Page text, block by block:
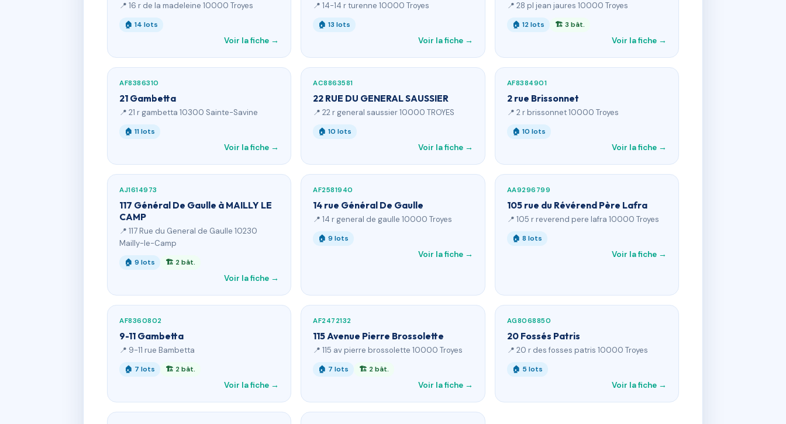
📍 16 r de la madeleine 10000 Troyes
🏠 14 lots
Voir la fiche →
📍 14-14 r turenne 10000 Troyes
🏠 13 lots
Voir la fiche →
📍 28 pl jean jaures 10000 Troyes
🏠 12 lots 🏗 3 bât.
Voir la fiche →
AF8386310
21 Gambetta
📍 21 r gambetta 10300 Sainte-Savine
🏠 11 lots
Voir la fiche →
AC8863581
22 RUE DU GENERAL SAUSSIER
📍 22 r general saussier 10000 TROYES
🏠 10 lots
Voir la fiche →
AF8384901
2 rue Brissonnet
📍 2 r brissonnet 10000 Troyes
🏠 10 lots
Voir la fiche →
AJ1614973
117 Général De Gaulle à MAILLY LE
CAMP
📍 117 Rue du General de Gaulle 10230
Mailly-le-Camp
🏠 9 lots 🏗 2 bât.
Voir la fiche →
AF2581940
14 rue Général De Gaulle
📍 14 r general de gaulle 10000 Troyes
🏠 9 lots
Voir la fiche →
AA9296799
105 rue du Révérend Père Lafra
📍 105 r reverend pere lafra 10000 Troyes
🏠 8 lots
Voir la fiche →
AF8360802
9-11 Gambetta
📍 9-11 rue Bambetta
🏠 7 lots 🏗 2 bât.
Voir la fiche →
AF2472132
115 Avenue Pierre Brossolette
📍 115 av pierre brossolette 10000 Troyes
🏠 7 lots 🏗 2 bât.
Voir la fiche →
AG8068850
20 Fossés Patris
📍 20 r des fosses patris 10000 Troyes
🏠 5 lots
Voir la fiche →